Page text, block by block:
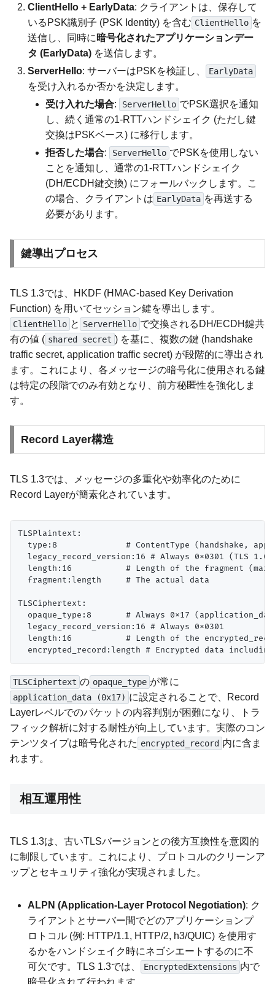
ClientHello + EarlyData: クライアントは、保存して
いるPSK識別子 (PSK Identity) を含む ClientHello を
送信し、同時に 暗号化されたアプリケーションデー
タ (EarlyData) を送信します。
ServerHello: サーバーはPSKを検証し、 EarlyData
を受け入れるか否かを決定します。
受け入れた場合: ServerHello でPSK選択を通知
し、続く通常の1-RTTハンドシェイク (ただし鍵
交換はPSKベース) に移行します。
拒否した場合: ServerHello でPSKを使用しない
ことを通知し、通常の1-RTTハンドシェイク
(DH/ECDH鍵交換) にフォールバックします。こ
の場合、クライアントは EarlyData を再送する
必要があります。
鍵導出プロセス
TLS 1.3では、HKDF (HMAC-based Key Derivation
Function) を用いてセッション鍵を導出します。
ClientHello と ServerHello で交換されるDH/ECDH鍵共
有の値 ( shared secret ) を基に、複数の鍵 (handshake
traffic secret, application traffic secret) が段階的に導出され
ます。これにより、各メッセージの暗号化に使用される鍵
は特定の段階でのみ有効となり、前方秘匿性を強化しま
す。
Record Layer構造
TLS 1.3では、メッセージの多重化や効率化のために
Record Layerが簡素化されています。
TLSPlaintext:
type:8              # ContentType (handshake,
legacy_record_version:16 # Always 0x0301 (TLS
length:16           # Length of the fragment (max
  fragment:length     # The actual data
TLSCiphertext:
opaque_type:8       # Always 0x17
  legacy_record_version:16 # Always 0x0301
length:16           # Length of the
TLSCiphertext の opaque_type が常に
application_data (0x17) に設定されることで、Record
Layerレベルでのパケットの内容判別が困難になり、トラ
フィック解析に対する耐性が向上しています。実際のコン
テンツタイプは暗号化された encrypted_record 内に含ま
れます。
相互運用性
TLS 1.3は、古いTLSバージョンとの後方互換性を意図的
に制限しています。これにより、プロトコルのクリーンア
ップとセキュリティ強化が実現されました。
ALPN (Application-Layer Protocol Negotiation): ク
ライアントとサーバー間でどのアプリケーションプ
ロトコル (例: HTTP/1.1, HTTP/2, h3/QUIC) を使用す
るかをハンドシェイク時にネゴシエートするのに不
可欠です。TLS 1.3では、
EncryptedExtensions 内で
暗号化されて行われます。